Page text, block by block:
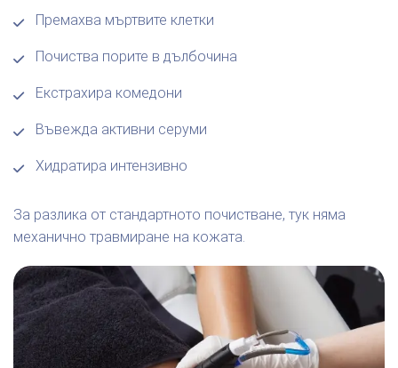
Премахва мъртвите клетки
Почиства порите в дълбочина
Екстрахира комедони
Въвежда активни серуми
Хидратира интензивно
За разлика от стандартното почистване, тук няма
механично травмиране на кожата.